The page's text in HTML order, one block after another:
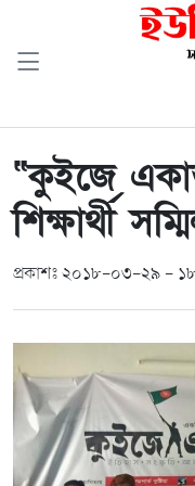
“কুইজে
শিক্ষার্থী
প্রকাশঃ ২০১৮-০৩-২৯ -